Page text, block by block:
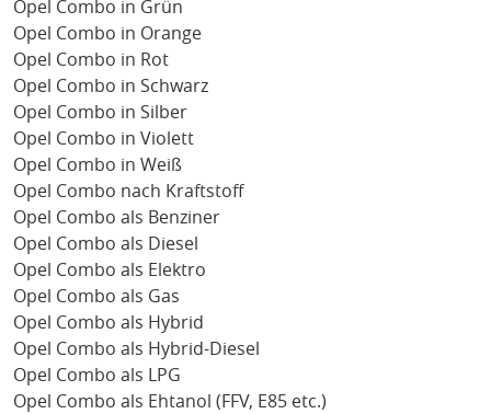
Opel Combo in Grün
Opel Combo in Orange
Opel Combo in Rot
Opel Combo in Schwarz
Opel Combo in Silber
Opel Combo in Violett
Opel Combo in Weiß
Opel Combo nach Kraftstoff
Opel Combo als Benziner
Opel Combo als Diesel
Opel Combo als Elektro
Opel Combo als Gas
Opel Combo als Hybrid
Opel Combo als Hybrid-Diesel
Opel Combo als LPG
Opel Combo als Ehtanol (FFV, E85 etc.)